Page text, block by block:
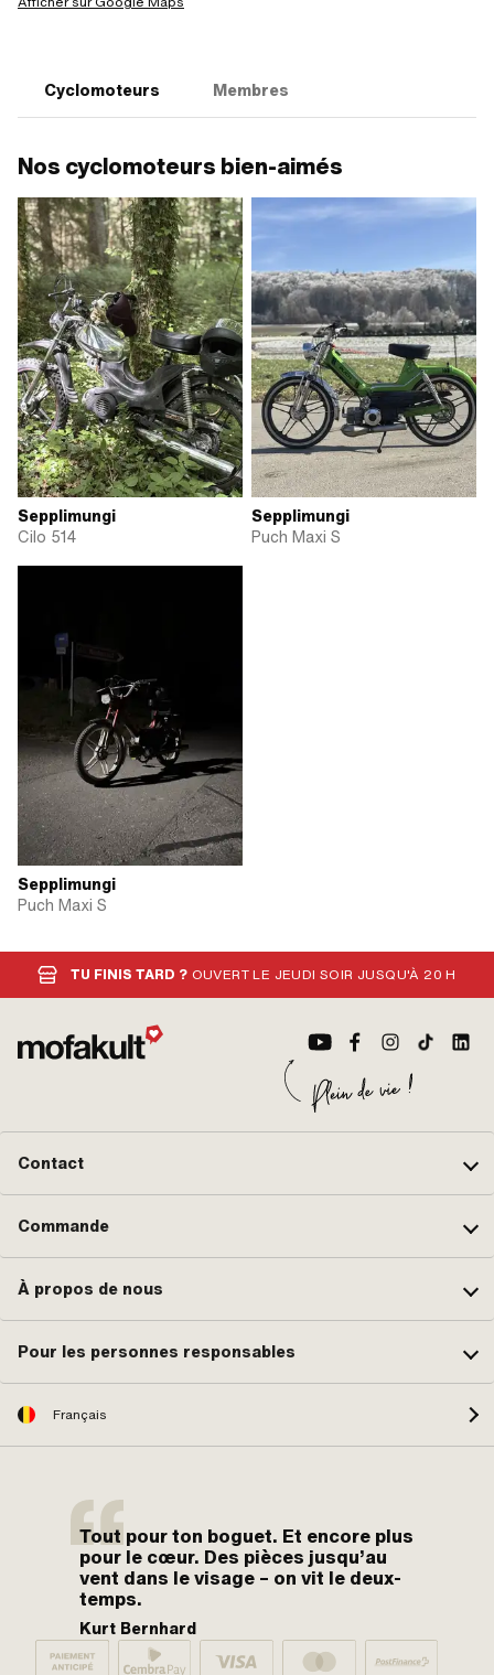
Cyclomoteurs Membres
Nos cyclomoteurs bien-aimés
Sepplimungi
Cilo 514
Sepplimungi
Puch Maxi S
Sepplimungi
Puch Maxi S
TU FINIS TARD ? OUVERT LE JEUDI SOIR JUSQU'À 20 H
Contact
Commande
À propos de nous
Pour les personnes responsables
Français
Tout pour ton boguet. Et encore plus
pour le cœur. Des pièces jusqu’au
vent dans le visage – on vit le deux-
temps.
Kurt Bernhard